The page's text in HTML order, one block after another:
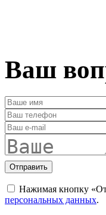
Ваш
Отправить
Нажимая кнопку
персональных данных.